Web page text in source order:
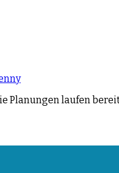
Planungen laufen